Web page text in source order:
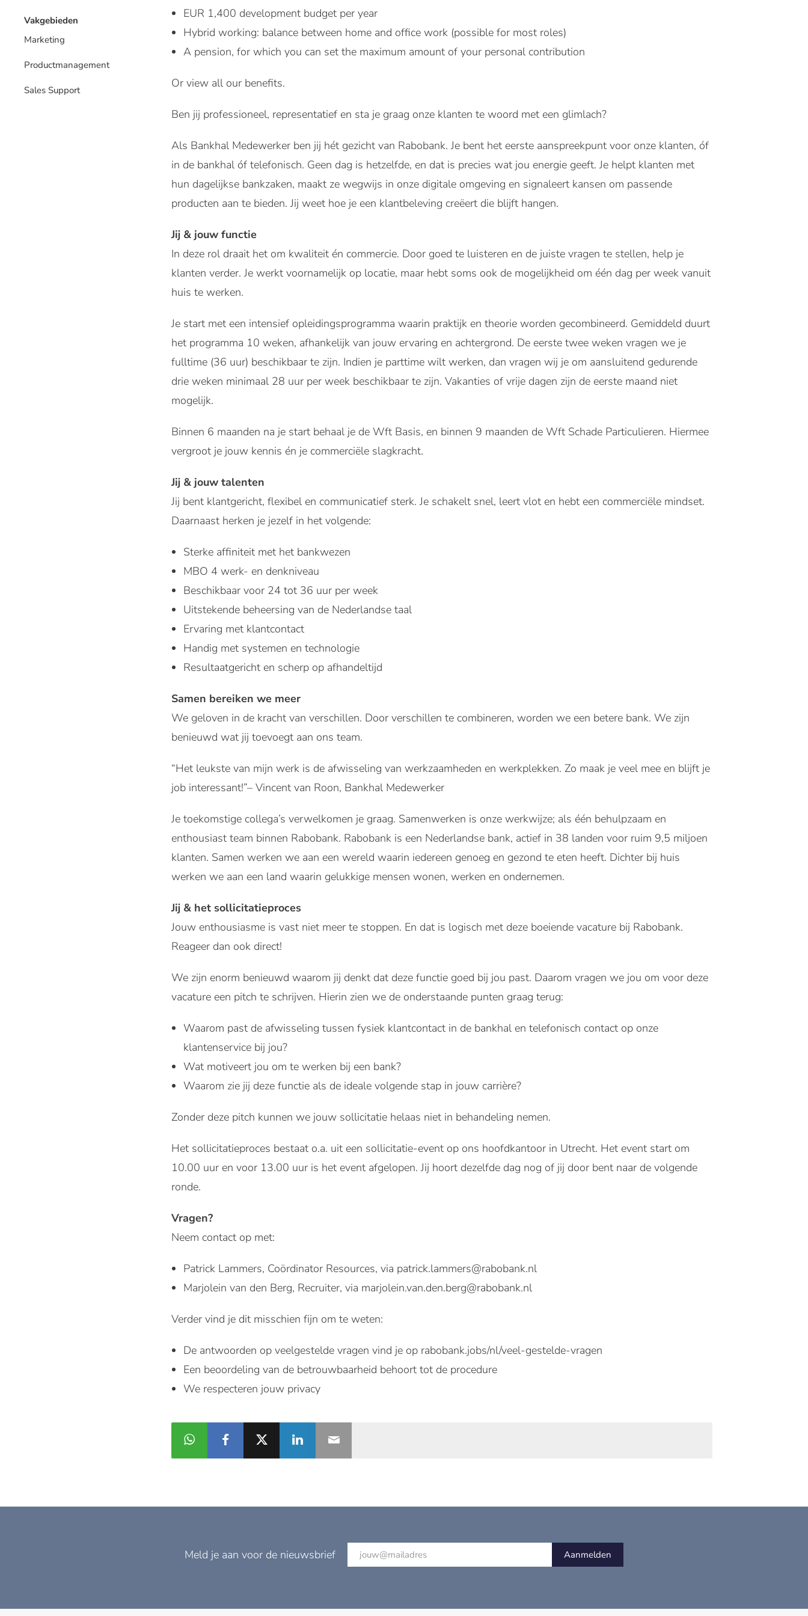
Vakgebieden
Marketing
Productmanagement
Sales Support
EUR 1,400 development budget per year
Hybrid working: balance between home and office work (possible for most roles)
A pension, for which you can set the maximum amount of your personal contribution
Or view all our benefits.
Ben jij professioneel, representatief en sta je graag onze klanten te woord met een glimlach?
Als Bankhal Medewerker ben jij hét gezicht van Rabobank. Je bent het eerste aanspreekpunt voor onze klanten, óf
in de bankhal óf telefonisch. Geen dag is hetzelfde, en dat is precies wat jou energie geeft. Je helpt klanten met
hun dagelijkse bankzaken, maakt ze wegwijs in onze digitale omgeving en signaleert kansen om passende
producten aan te bieden. Jij weet hoe je een klantbeleving creëert die blijft hangen.
Jij & jouw functie
In deze rol draait het om kwaliteit én commercie. Door goed te luisteren en de juiste vragen te stellen, help je
klanten verder. Je werkt voornamelijk op locatie, maar hebt soms ook de mogelijkheid om één dag per week vanuit
huis te werken.
Je start met een intensief opleidingsprogramma waarin praktijk en theorie worden gecombineerd. Gemiddeld duurt
het programma 10 weken, afhankelijk van jouw ervaring en achtergrond. De eerste twee weken vragen we je
fulltime (36 uur) beschikbaar te zijn. Indien je parttime wilt werken, dan vragen wij je om aansluitend gedurende
drie weken minimaal 28 uur per week beschikbaar te zijn. Vakanties of vrije dagen zijn de eerste maand niet
mogelijk.
Binnen 6 maanden na je start behaal je de Wft Basis, en binnen 9 maanden de Wft Schade Particulieren. Hiermee
vergroot je jouw kennis én je commerciële slagkracht.
Jij & jouw talenten
Jij bent klantgericht, flexibel en communicatief sterk. Je schakelt snel, leert vlot en hebt een commerciële mindset.
Daarnaast herken je jezelf in het volgende:
Sterke affiniteit met het bankwezen
MBO 4 werk- en denkniveau
Beschikbaar voor 24 tot 36 uur per week
Uitstekende beheersing van de Nederlandse taal
Ervaring met klantcontact
Handig met systemen en technologie
Resultaatgericht en scherp op afhandeltijd
Samen bereiken we meer
We geloven in de kracht van verschillen. Door verschillen te combineren, worden we een betere bank. We zijn
benieuwd wat jij toevoegt aan ons team.
“Het leukste van mijn werk is de afwisseling van werkzaamheden en werkplekken. Zo maak je veel mee en blijft je
job interessant!”– Vincent van Roon, Bankhal Medewerker
Je toekomstige collega’s verwelkomen je graag. Samenwerken is onze werkwijze; als één behulpzaam en
enthousiast team binnen Rabobank. Rabobank is een Nederlandse bank, actief in 38 landen voor ruim 9,5 miljoen
klanten. Samen werken we aan een wereld waarin iedereen genoeg en gezond te eten heeft. Dichter bij huis
werken we aan een land waarin gelukkige mensen wonen, werken en ondernemen.
Jij & het sollicitatieproces
Jouw enthousiasme is vast niet meer te stoppen. En dat is logisch met deze boeiende vacature bij Rabobank.
Reageer dan ook direct!
We zijn enorm benieuwd waarom jij denkt dat deze functie goed bij jou past. Daarom vragen we jou om voor deze
vacature een pitch te schrijven. Hierin zien we de onderstaande punten graag terug:
Waarom past de afwisseling tussen fysiek klantcontact in de bankhal en telefonisch contact op onze
klantenservice bij jou?
Wat motiveert jou om te werken bij een bank?
Waarom zie jij deze functie als de ideale volgende stap in jouw carrière?
Zonder deze pitch kunnen we jouw sollicitatie helaas niet in behandeling nemen.
Het sollicitatieproces bestaat o.a. uit een sollicitatie-event op ons hoofdkantoor in Utrecht. Het event start om
10.00 uur en voor 13.00 uur is het event afgelopen. Jij hoort dezelfde dag nog of jij door bent naar de volgende
ronde.
Vragen?
Neem contact op met:
Patrick Lammers, Coördinator Resources, via patrick.lammers@rabobank.nl
Marjolein van den Berg, Recruiter, via marjolein.van.den.berg@rabobank.nl
Verder vind je dit misschien fijn om te weten:
De antwoorden op veelgestelde vragen vind je op rabobank.jobs/nl/veel-gestelde-vragen
Een beoordeling van de betrouwbaarheid behoort tot de procedure
We respecteren jouw privacy
Meld je aan voor de nieuwsbrief Aanmelden